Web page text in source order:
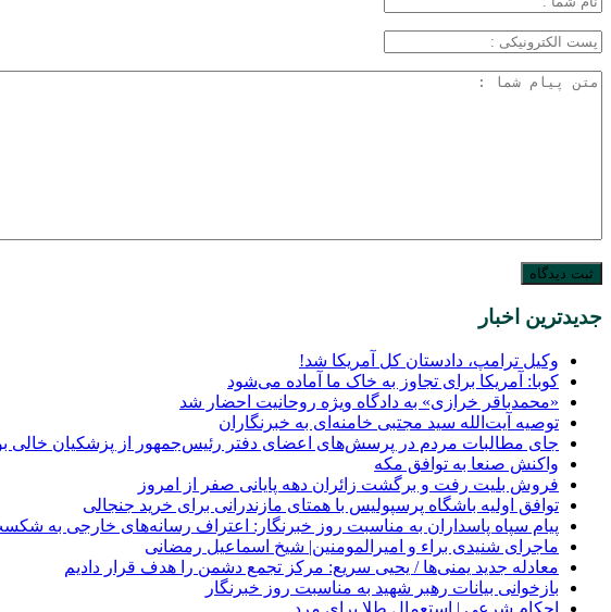
جدیدترین اخبار
وکیل ترامپ، دادستان کل آمریکا شد!
کوبا: آمریکا برای تجاوز به خاک ما آماده می‌شود
«محمدباقر خرازی» به دادگاه ویژه روحانیت احضار شد
توصیه آیت‌الله سید مجتبی خامنه‌ای به خبرنگاران
جای مطالبات مردم در پرسش‌های اعضای دفتر رئیس‌جمهور از پزشکیان خالی
واکنش صنعا به توافق مکه
فروش بلیت رفت و برگشت زائران دهه پایانی صفر از امروز
توافق اولیه باشگاه پرسپولیس با همتای مازندرانی برای خرید جنجالی
پیام سپاه پاسداران به مناسبت روز خبرنگار: اعتراف رسانه‌های خارجی به
ماجرای شنیدی براء و امیرالمومنین| شیخ اسماعیل رمضانی
معادله جدید یمنی‌ها / یحیی سریع: مرکز تجمع دشمن را هدف قرار دادیم
بازخوانی بیانات رهبر شهید به مناسبت روز خبرنگار
احکام شرعی | استعمال طلا برای مرد